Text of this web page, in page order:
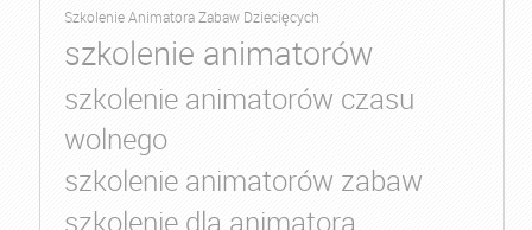
Szkolenie Animatora Zabaw Dziecięcych
szkolenie animatorów
szkolenie animatorów czasu
wolnego
szkolenie animatorów zabaw
szkolenie dla animatora